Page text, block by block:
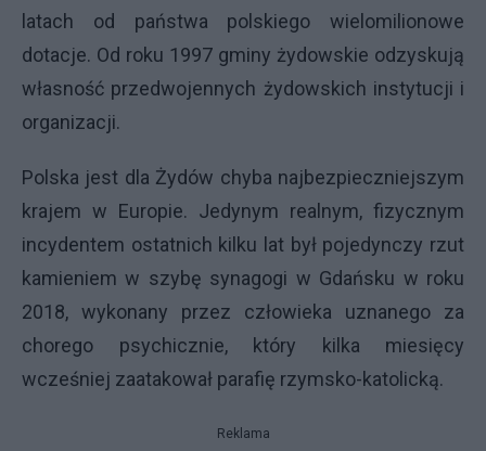
latach od państwa polskiego wielomilionowe
dotacje. Od roku 1997 gminy żydowskie odzyskują
własność przedwojennych żydowskich instytucji i
organizacji.
Polska jest dla Żydów chyba najbezpieczniejszym
krajem w Europie. Jedynym realnym, fizycznym
incydentem ostatnich kilku lat był pojedynczy rzut
kamieniem w szybę synagogi w Gdańsku w roku
2018, wykonany przez człowieka uznanego za
chorego psychicznie, który kilka miesięcy
wcześniej zaatakował parafię rzymsko-katolicką.
Reklama